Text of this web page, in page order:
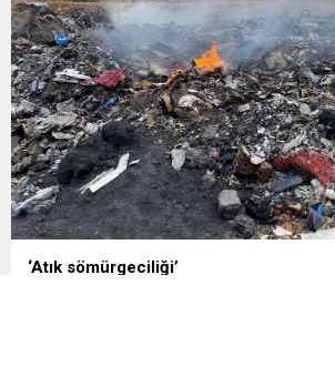
‘Atık sömürgeciliği’